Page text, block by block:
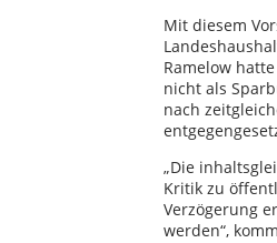
Mit diesem
Ramelow
nicht als
nach
„Die
Kritik zu
Verzögerung
werden“,